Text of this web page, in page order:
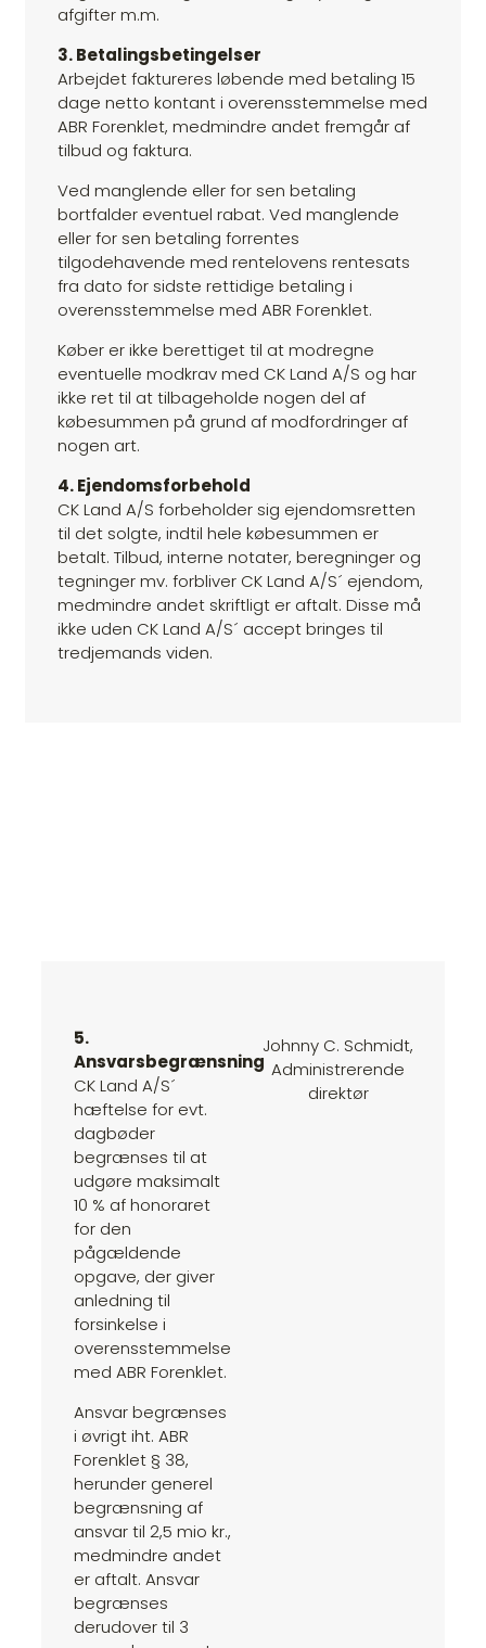
afgifter m.m.
3. Betalingsbetingelser
Arbejdet faktureres løbende med betaling 15
dage netto kontant i overensstemmelse med
ABR Forenklet, medmindre andet fremgår af
tilbud og faktura.
Ved manglende eller for sen betaling
bortfalder eventuel rabat. Ved manglende
eller for sen betaling forrentes
tilgodehavende med rentelovens rentesats
fra dato for sidste rettidige betaling i
overensstemmelse med ABR Forenklet.
Køber er ikke berettiget til at modregne
eventuelle modkrav med CK Land A/S og har
ikke ret til at tilbageholde nogen del af
købesummen på grund af modfordringer af
nogen art.
4. Ejendomsforbehold
CK Land A/S forbeholder sig ejendomsretten
til det solgte, indtil hele købesummen er
betalt. Tilbud, interne notater, beregninger og
tegninger mv. forbliver CK Land A/S´ ejendom,
medmindre andet skriftligt er aftalt. Disse må
ikke uden CK Land A/S´ accept bringes til
tredjemands viden.
5.
Ansvarsbegrænsning
CK Land A/S´
hæftelse for evt.
dagbøder
begrænses til at
udgøre maksimalt
10 % af honoraret
for den
pågældende
opgave, der giver
anledning til
forsinkelse i
overensstemmelse
med ABR Forenklet.
Ansvar begrænses
i øvrigt iht. ABR
Forenklet § 38,
herunder generel
begrænsning af
ansvar til 2,5 mio kr.,
medmindre andet
er aftalt. Ansvar
begrænses
derudover til 3
Johnny C. Schmidt,
Administrerende
direktør